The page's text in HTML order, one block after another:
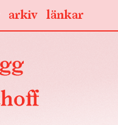
länkar
arkiv